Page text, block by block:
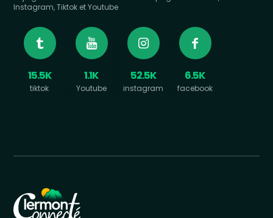
Instagram, Tiktok et Youtube
15.5K
tiktok
1.1K
Youtube
52.5K
instagram
6.5K
facebook